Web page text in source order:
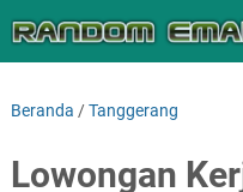
Beranda /Tanggerang
Lowongan